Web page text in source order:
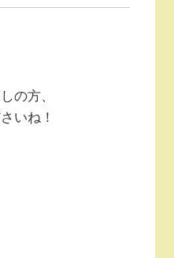
の方、
いね！